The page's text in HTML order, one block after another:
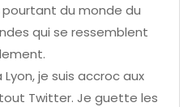
pourtant du monde du
qui se ressemblent
je suis accroc aux
Twitter. Je guette les